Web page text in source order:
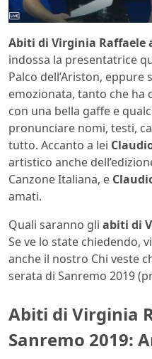
Abiti di Virginia Raffaele
indossa la presentatrice
Palco dell’Ariston,
emozionata, tanto che ha
con una bella gaffe e
pronunciare nomi, testi,
tutto. Accanto a lei
artistico anche
Canzone Italiana, e
amati.
Quali saranno gli abiti di
Se ve lo state chiedendo,
anche il nostro Chi veste
serata di Sanremo 2019 (
Abiti di Virginia
Sanremo 2019: